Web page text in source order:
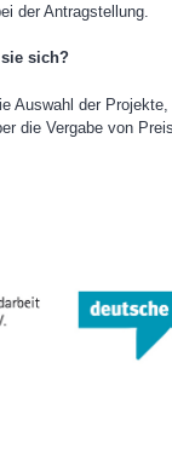
der Antragstellung.
sich?
Auswahl der
die Vergabe von